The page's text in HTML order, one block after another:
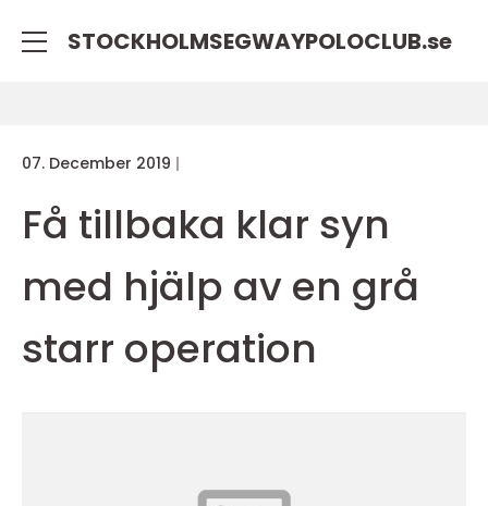
STOCKHOLMSEGWAYPOLOCLUB.se
07. December 2019
Få tillbaka klar syn
med hjälp av en grå
starr operation